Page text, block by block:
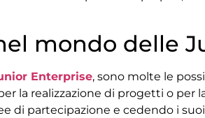
mondo delle
Enterprise, sono molte le
la realizzazione di progetti o per
di partecipazione e cedendo i